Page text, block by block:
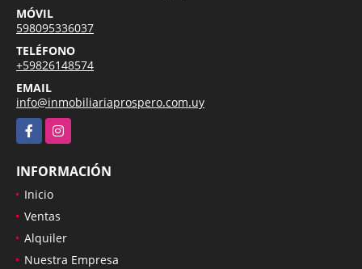
MÓVIL
598095336037
TELÉFONO
+59826148574
EMAIL
info@inmobiliariaprospero.com.uy
FacebookInstagram
INFORMACIÓN
Inicio
Ventas
Alquiler
Nuestra Empresa